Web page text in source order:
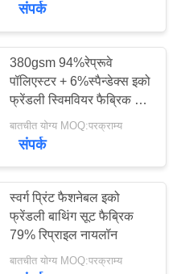
संपर्क
380gsm 94%रेप्रूवे
पॉलिएस्टर + 6%स्पैन्डेक्स इको
फ्रेंडली स्विमवियर फैब्रिक 2 वे
स्ट्रेच के लिए
बातचीत योग्य MOQ:परक्राम्य
संपर्क
स्वर्ग प्रिंट फैशनेबल इको
फ्रेंडली बाथिंग सूट फैब्रिक
79% रिप्राइल नायलॉन
बातचीत योग्य MOQ:परक्राम्य